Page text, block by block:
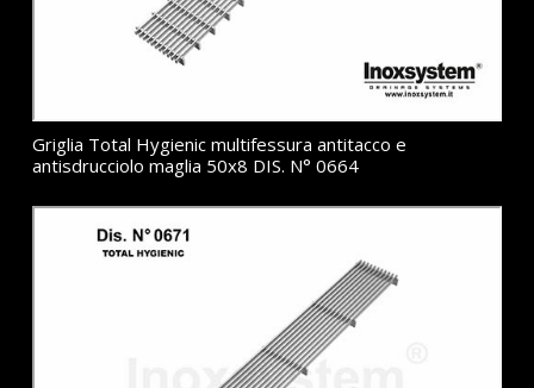
Griglia Total Hygienic multifessura antitacco e
antisdrucciolo maglia 50x8 DIS. N° 0664